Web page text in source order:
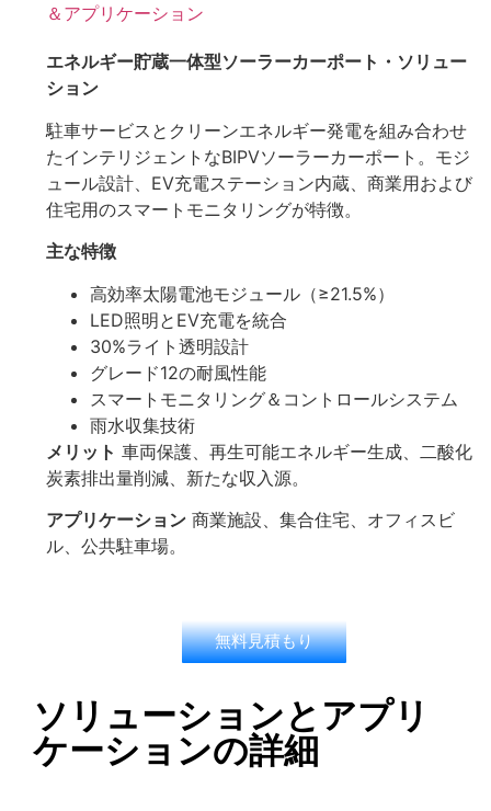
＆アプリケーション
エネルギー貯蔵一体型ソーラーカーポート・ソリュー
ション
駐車サービスとクリーンエネルギー発電を組み合わせ
たインテリジェントなBIPVソーラーカーポート。モジ
ュール設計、EV充電ステーション内蔵、商業用および
住宅用のスマートモニタリングが特徴。
主な特徴
高効率太陽電池モジュール（≥21.5%）
LED照明とEV充電を統合
30%ライト透明設計
グレード12の耐風性能
スマートモニタリング＆コントロールシステム
雨水収集技術
メリット 車両保護、再生可能エネルギー生成、二酸化
炭素排出量削減、新たな収入源。
アプリケーション 商業施設、集合住宅、オフィスビ
ル、公共駐車場。
無料見積もり
ソリューションとアプリ
ケーションの詳細